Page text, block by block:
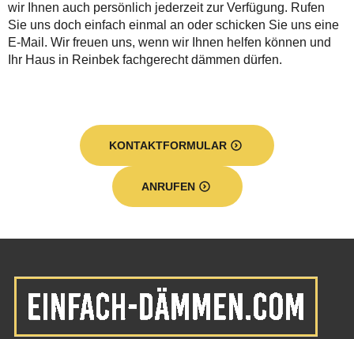
wir Ihnen auch persönlich jederzeit zur Verfügung. Rufen
Sie uns doch einfach einmal an oder schicken Sie uns eine
E-Mail. Wir freuen uns, wenn wir Ihnen helfen können und
Ihr Haus in Reinbek fachgerecht dämmen dürfen.
KONTAKTFORMULAR
ANRUFEN